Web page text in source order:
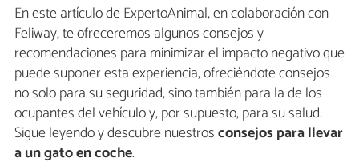
En este artículo de ExpertoAnimal, en colaboración con
Feliway, te ofreceremos algunos consejos y
recomendaciones para minimizar el impacto negativo que
puede suponer esta experiencia, ofreciéndote consejos
no solo para su seguridad, sino también para la de los
ocupantes del vehículo y, por supuesto, para su salud.
Sigue leyendo y descubre nuestrosconsejos para llevar
a un gato en coche.